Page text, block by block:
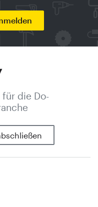
für die Do-